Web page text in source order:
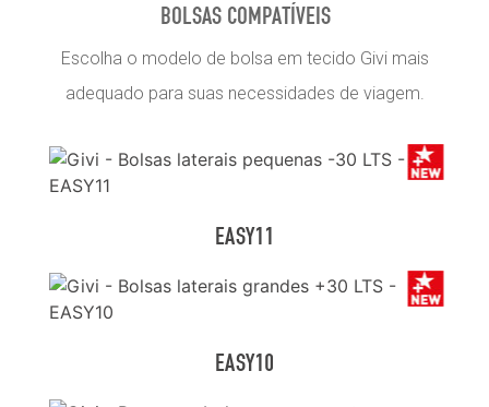
BOLSAS COMPATÍVEIS
Escolha o modelo de bolsa em tecido Givi mais
adequado para suas necessidades de viagem.
EASY11
EASY10